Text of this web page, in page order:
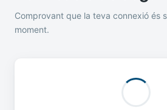
Comprovant que la teva connexió és
moment.